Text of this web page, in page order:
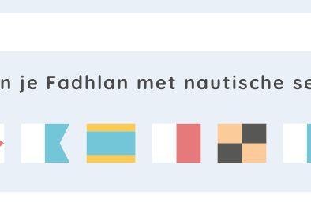
je Fadhlan met nautische